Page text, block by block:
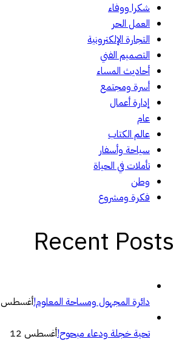
شكرا ووفاء
العمل الحر
التجارة الإلكترونية
التصميم الفني
أحاديث المساء
أسرة ومجتمع
إدارة أعمال
عام
عالم الكتاب
سياحة وأسفار
تأملات في الحياة
وطن
فكرة ومشروع
Recent Posts
دائرة المجهول ومساحة المعلوم!أغسطس 12
تحية خجلة ودعاء مبحوح!أغسطس 12